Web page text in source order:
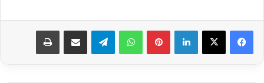
لینکدین پینترستواتس آپ تلگرام اشتراک گذاری از طریق ایمیل چاپ